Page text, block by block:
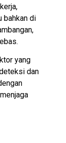
bahkan di
yang
dan